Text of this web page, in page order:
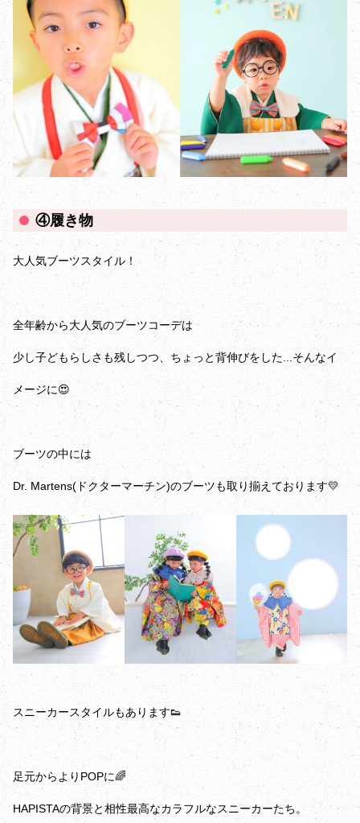
④履き物
大人気ブーツスタイル！
全年齢から大人気のブーツコーデは
少し子どもらしさも残しつつ、ちょっと背伸びをした...そんなイ
メージに😍
ブーツの中には
Dr. Martens(ドクターマーチン)のブーツも取り揃えております💛
スニーカースタイルもあります👟
足元からよりPOPに🌈
HAPISTAの背景と相性最高なカラフルなスニーカーたち。